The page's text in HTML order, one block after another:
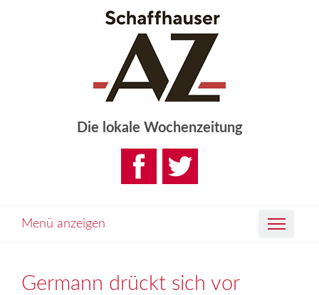
Die lokale Wochenzeitung
Menü anzeigen
Germann drückt sich vor